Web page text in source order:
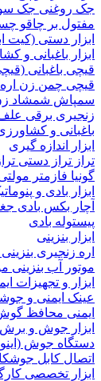
جک
برچاقو چسب
دستی (کیت ابزار
باغبانی و کشاورزی
باغبانی (قیچی
چمن زناره
شمشاد زن
برقی علف زن
و کشاورزی
اندازه گیری
تراز دستیتراز
فازمترمولتی متر
بادی و پنوماتیک
بکس بادی جغجغه
بادی
بنزینی
بنزینی
آب بنزینیموتور
و تجهیزات ایمنی
ایمنی و
محافظ گوش
جوش و برش
جوش (اینورتر
کابل جوشکاری
تخصصی کارگاهی